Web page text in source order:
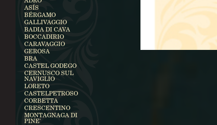
ASÍS
BÉRGAMO
GALLIVAGGIO
BADIA DI CAVA
BOCCADIRIO
CARAVAGGIO
GEROSA
BRA
CASTEL GODEGO
CERNUSCO SUL
NAVIGLIO
LORETO
CASTELPETROSO
CORBETTA
CRESCENTINO
MONTAGNAGA DI
PINE'